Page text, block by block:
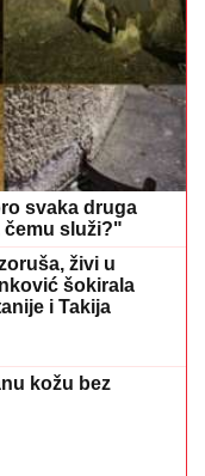
svaka druga
čemu služi?"
živi u
šokirala
i Takija
kožu bez